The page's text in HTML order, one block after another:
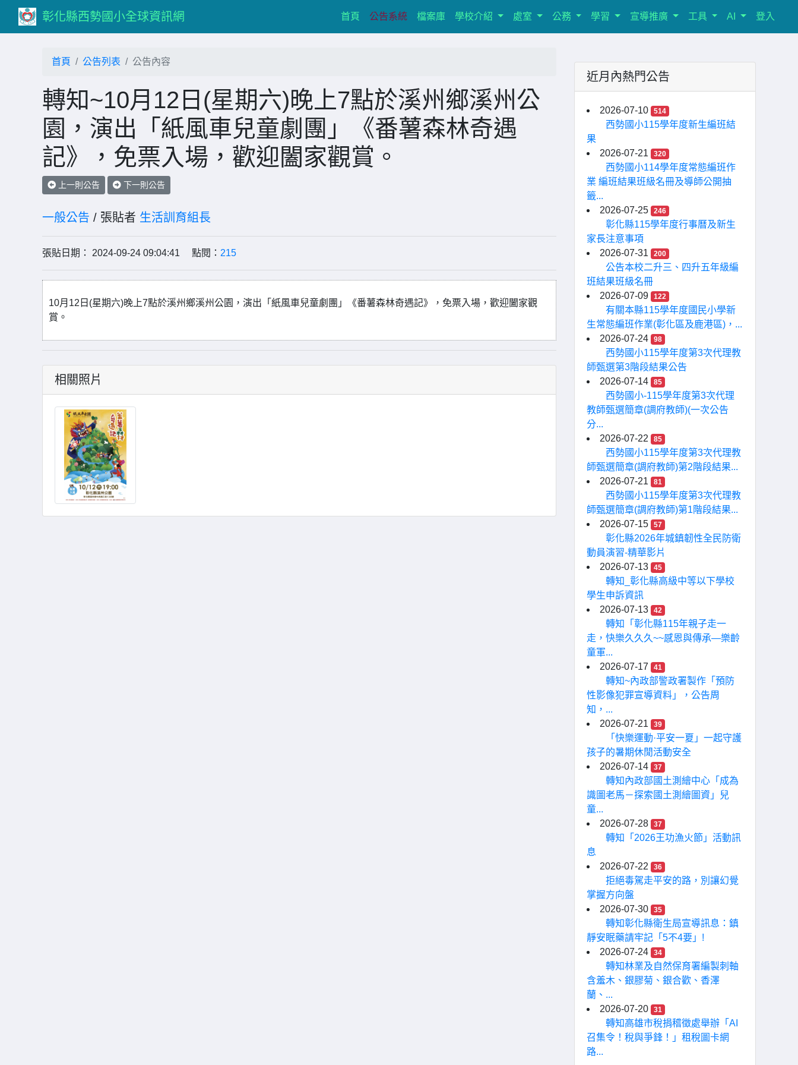
彰化縣西勢國小全球資訊網 首頁 (current)
公告系統 檔案庫 學校介紹 處室 公務 學習 宣導推廣 工具 AI 登入
首頁 公告列表 公告內容
轉知~10月12日(星期六)晚上7點於溪州鄉溪州公
園，演出「紙風車兒童劇團」《番薯森林奇遇
記》，免票入場，歡迎闔家觀賞。
上一則公告 下一則公告
一般公告 / 張貼者 生活訓育組長
張貼日期： 2024-09-24 09:04:41 點閱： 215
10月12日(星期六)晚上7點於溪州鄉溪州公園，演出「紙風車兒童劇團」《番薯森林奇遇記》，免票入場，歡迎闔家觀
賞。
相關照片
近月內熱門公告
2026-07-10 514
西勢國小115學年度新生編班結
果
2026-07-21
320
西勢國小114學年度常態編班作
業 編班結果班級名冊及導師公開抽
籤...
2026-07-25
246
彰化縣115學年度行事曆及新生
家長注意事項
2026-07-31
200
公告本校二升三、四升五年級編
班結果班級名冊
2026-07-09
122
有關本縣115學年度國民小學新
生常態編班作業(彰化區及鹿港區)，...
2026-07-24
98
西勢國小115學年度第3次代理教
師甄選第3階段結果公告
2026-07-14
85
西勢國小-115學年度第3次代理
教師甄選簡章(調府教師)(一次公告
分...
2026-07-22
85
西勢國小115學年度第3次代理教
師甄選簡章(調府教師)第2階段結果...
2026-07-21
81
西勢國小115學年度第3次代理教
師甄選簡章(調府教師)第1階段結果...
2026-07-15
57
彰化縣2026年城鎮韌性全民防衛
動員演習-精華影片
2026-07-13
45
轉知_彰化縣高級中等以下學校
學生申訴資訊
2026-07-13
42
轉知「彰化縣115年親子走一
走，快樂久久久~~感恩與傳承—樂齡
童軍...
2026-07-17
41
轉知~內政部警政署製作「預防
性影像犯罪宣導資料」，公告周
知，...
2026-07-21
39
「快樂運動·平安一夏」一起守護
孩子的暑期休閒活動安全
2026-07-14
37
轉知內政部國土測繪中心「成為
識圖老馬－探索國土測繪圖資」兒
童...
2026-07-28
37
轉知「2026王功漁火節」活動訊
息
2026-07-22
36
拒絕毒駕走平安的路，別讓幻覺
掌握方向盤
2026-07-30
35
轉知彰化縣衛生局宣導訊息：鎮
靜安眠藥請牢記「5不4要」!
2026-07-24
34
轉知林業及自然保育署編製刺軸
含羞木、銀膠菊、銀合歡、香澤
蘭、...
2026-07-20
31
轉知高雄市稅捐稽徵處舉辦「AI
召集令！稅與爭鋒！」租稅圖卡網
路...